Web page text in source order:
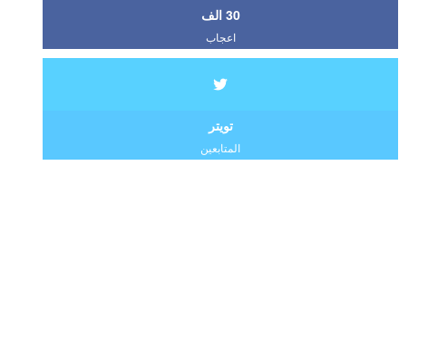
30 الف
اعجاب
تويتر
المتابعين